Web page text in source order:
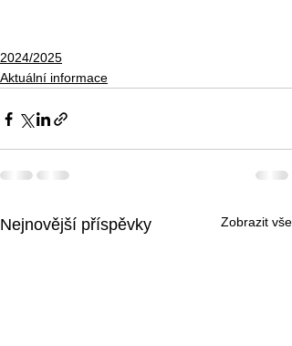
2024/2025
Aktuální informace
Nejnovější příspěvky Zobrazit vše